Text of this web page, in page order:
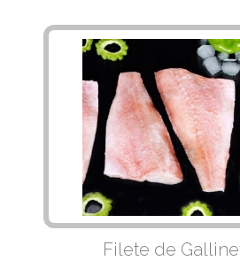
Filete de